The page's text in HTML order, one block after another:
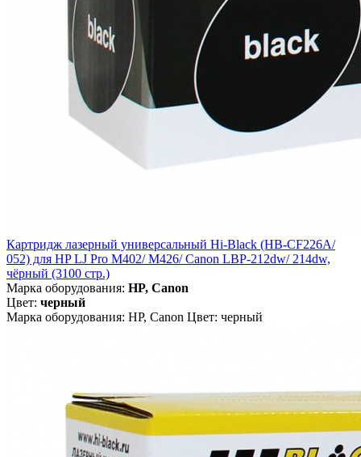
Картридж лазерный универсальный Hi-Black (HB-CF226A/
052) для HP LJ Pro M402/ M426/ Canon LBP-212dw/ 214dw,
чёрный (3100 стр.)
Марка оборудования: HP, Canon
Цвет: черный
Марка оборудования: HP, Canon Цвет: черный